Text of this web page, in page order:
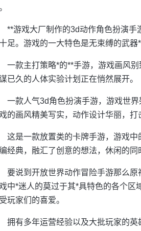
**游戏大厂制作的3d动作角色扮演
足。游戏的一大特色是无束缚的武器
一款主打策略*的**手游，游戏画风
已久的人体实验计划正在悄然展开。
一款人气3d角色扮演手游，游戏世
的画风精美写实，动作设计华丽，打
这是一款放置类的卡牌手游，游戏
经典，融汇了创意的想法，休闲的同
要说到开放世界动作冒险手游那么
中*迷人的莫过于其*具特色的各个区
玩家们的喜爱。
拥有多年运营经验以及大批玩家的